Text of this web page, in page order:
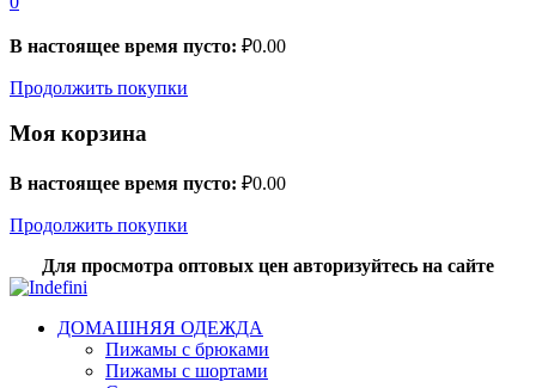
В настоящее время пусто: ₽0.00
Продолжить покупки
Моя корзина
В настоящее время пусто: ₽0.00
Продолжить покупки
Для просмотра оптовых цен авторизуйтесь на сайте
ДОМАШНЯЯ ОДЕЖДА
Пижамы с брюками
Пижамы с шортами